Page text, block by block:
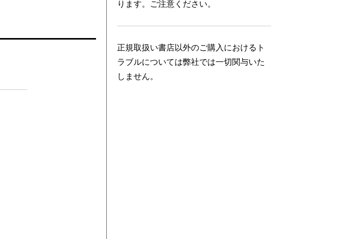
ります。ご注意ください。
正規取扱い書店以外のご購入におけるト
ラブルについては弊社では一切関与いた
しません。